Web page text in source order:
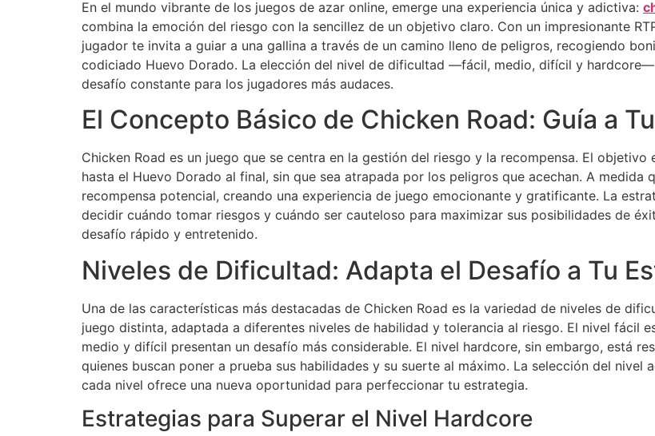
En el mundo vibrante de los juegos de azar online, emerge una experiencia única y adictiva:
combina la emoción del riesgo con la sencillez de un objetivo claro. Con un impresionante
jugador te invita a guiar a una gallina a través de un camino lleno de peligros, recogiendo
codiciado Huevo Dorado. La elección del nivel de dificultad —fácil, medio, difícil y
desafío constante para los jugadores más audaces.
El Concepto Básico de Chicken Road: Guía a
Chicken Road es un juego que se centra en la gestión del riesgo y la recompensa. El
hasta el Huevo Dorado al final, sin que sea atrapada por los peligros que acechan. A medida
recompensa potencial, creando una experiencia de juego emocionante y gratificante. La
decidir cuándo tomar riesgos y cuándo ser cauteloso para maximizar sus posibilidades de
desafío rápido y entretenido.
Niveles de Dificultad: Adapta el Desafío a Tu
Una de las características más destacadas de Chicken Road es la variedad de niveles de
juego distinta, adaptada a diferentes niveles de habilidad y tolerancia al riesgo. El nivel fácil
medio y difícil presentan un desafío más considerable. El nivel hardcore, sin embargo, está
quienes buscan poner a prueba sus habilidades y su suerte al máximo. La selección del
cada nivel ofrece una nueva oportunidad para perfeccionar tu estrategia.
Estrategias para Superar el Nivel Hardcore